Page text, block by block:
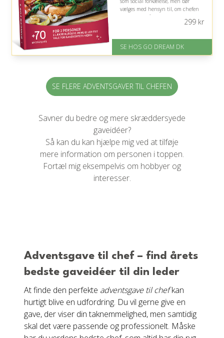
vælges med hensyn til, om chefen
sætter pris på uformel
På lager
Levering: E-gavekort kan leveres
299kr
SE HOS GO DREAM DK
SE FLERE ADVENTSGAVER TIL CHEFEN
Savner du bedre og mere skræddersyede
gaveidéer?
Så kan du kan hjælpe mig ved at tilføje
mere information om personen i toppen.
Fortæl mig eksempelvis om hobbyer og
interesser.
Adventsgave til chef – find årets
bedste gaveidéer til din leder
At finde den perfekte adventsgave til chefkan
hurtigt blive en udfordring. Du vil gerne give en
gave, der viser din taknemmelighed, men samtidig
skal det være passende og professionelt. Måske